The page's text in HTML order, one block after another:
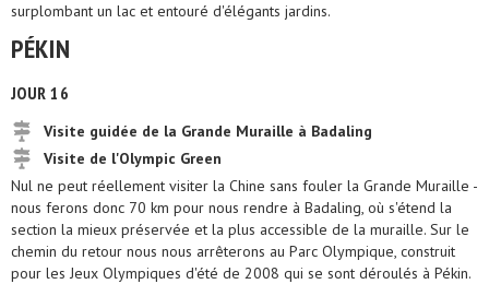
surplombant un lac et entouré d'élégants jardins.
PÉKIN
JOUR 16
Visite guidée de la Grande Muraille à Badaling
Visite de l'Olympic Green
Nul ne peut réellement visiter la Chine sans fouler la Grande Muraille -
nous ferons donc 70 km pour nous rendre à Badaling, où s'étend la
section la mieux préservée et la plus accessible de la muraille. Sur le
chemin du retour nous nous arrêterons au Parc Olympique, construit
pour les Jeux Olympiques d'été de 2008 qui se sont déroulés à Pékin.